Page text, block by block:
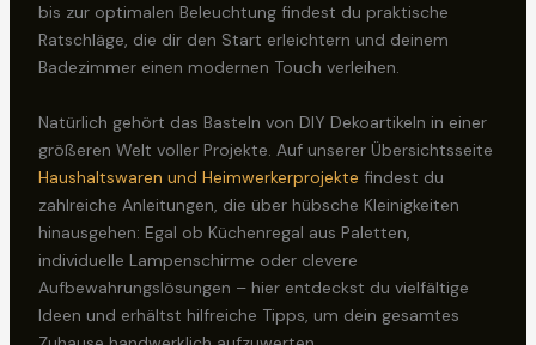
bis zur optimalen Beleuchtung findest du praktische
Ratschläge, die dir den Start erleichtern und deinem
Badezimmer einen modernen Touch verleihen.
Natürlich gehört das Basteln von DIY Dekoartikeln in einer
größeren Welt voller Projekte. Auf unserer Übersichtsseite
Haushaltswaren und Heimwerkerprojekte findest du
zahlreiche Anleitungen, die über hübsche Kleinigkeiten
hinausgehen: Egal ob Küchenregal aus Paletten,
individuelle Lampenschirme oder clevere
Aufbewahrungslösungen – hier entdeckst du vielfältige
Ideen und erhältst hilfreiche Tipps, um dein gesamtes